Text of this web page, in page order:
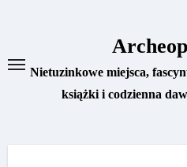
Nietuzinkowe miejsca,
książki i codzienna